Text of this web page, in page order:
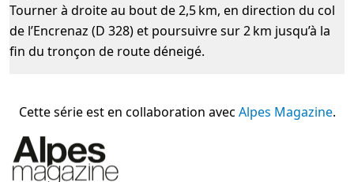
Tourner à droite au bout de 2,5 km, en direction du col
de l’Encrenaz (D 328) et poursuivre sur 2 km jusqu’à la
fin du tronçon de route déneigé.
Cette série est en collaboration avec Alpes Magazine.